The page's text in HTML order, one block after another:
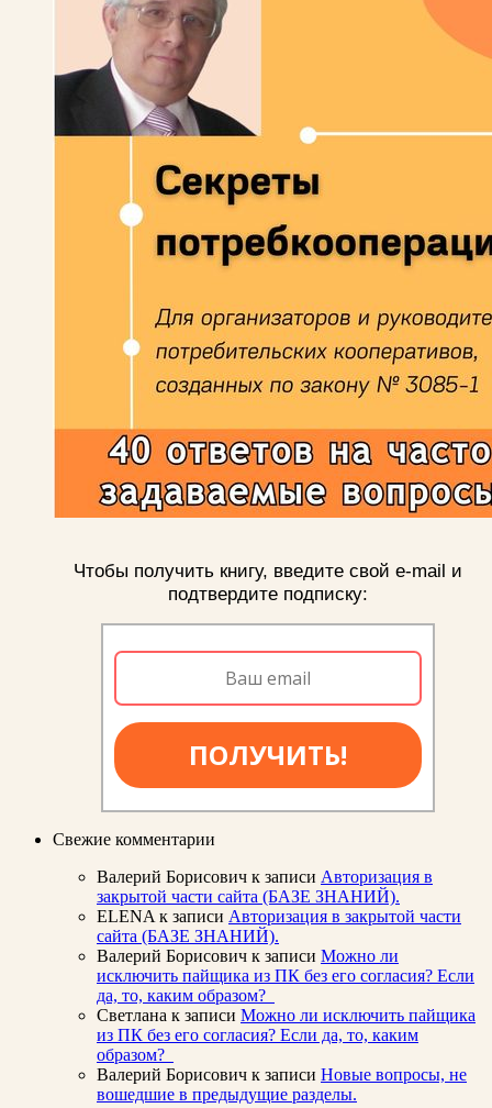
Чтобы получить книгу, введите свой e-mail и
подтвердите подписку:
ПОЛУЧИТЬ!
Свежие комментарии
Валерий Борисович к записи Авторизация в
закрытой части сайта (БАЗЕ ЗНАНИЙ).
ELENA к записи Авторизация в закрытой части
сайта (БАЗЕ ЗНАНИЙ).
Валерий Борисович к записи Можно ли
исключить пайщика из ПК без его согласия? Если
да, то, каким образом?
Светлана к записи Можно ли исключить пайщика
из ПК без его согласия? Если да, то, каким
образом?
Валерий Борисович к записи Новые вопросы, не
вошедшие в предыдущие разделы.